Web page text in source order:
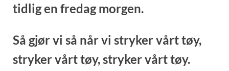
tidlig en fredag morgen.
Så gjør vi så når vi stryker vårt tøy,
stryker vårt tøy,stryker vårt tøy.